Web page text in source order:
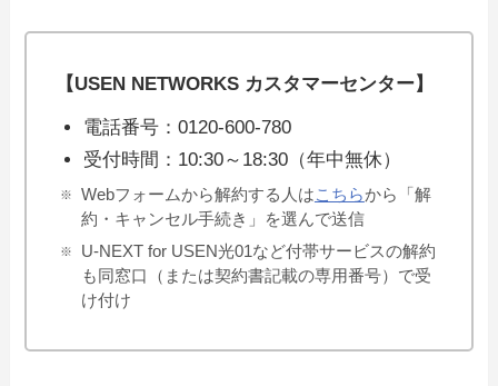
【USEN NETWORKS カスタマーセンター】
電話番号：0120-600-780
受付時間：10:30～18:30（年中無休）
Webフォームから解約する人はこちらから「解
約・キャンセル手続き」を選んで送信
U-NEXT for USEN光01など付帯サービスの解約
も同窓口（または契約書記載の専用番号）で受
け付け